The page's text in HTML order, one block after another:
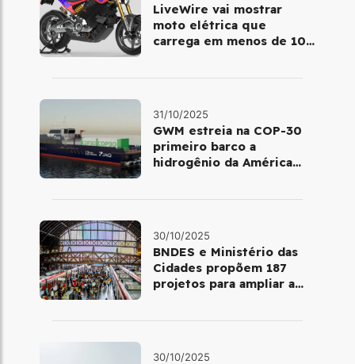
LiveWire vai mostrar
moto elétrica que
carrega em menos de 10
31/10/2025
GWM estreia na COP-30
primeiro barco a
hidrogênio da América
30/10/2025
BNDES e Ministério das
Cidades propõem 187
projetos para ampliar a
30/10/2025